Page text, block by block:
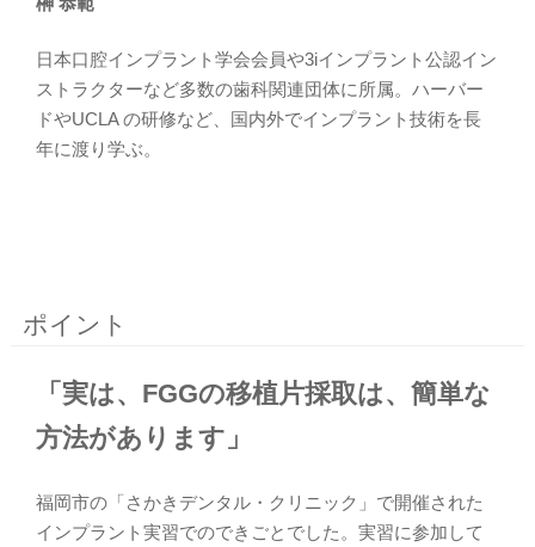
日本口腔インプラント学会会員や3iインプラント公認イン
ストラクターなど多数の歯科関連団体に所属。ハーバー
ドやUCLA の研修など、国内外でインプラント技術を長
年に渡り学ぶ。
ポイント
「実は、FGGの移植片採取は、簡単な
方法があります」
福岡市の「さかきデンタル・クリニック」で開催された
インプラント実習でのできごとでした。実習に参加して